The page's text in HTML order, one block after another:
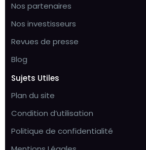
Nos partenaires
Nos investisseurs
Revues de presse
Blog
Sujets Utiles
Plan du site
Condition d’utilisation
Politique de confidentialité